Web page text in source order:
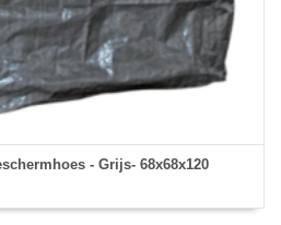
- Grijs- 68x68x120